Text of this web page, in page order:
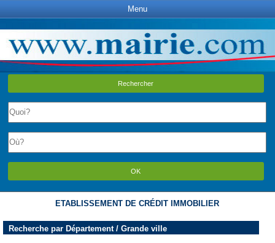
Menu
Rechercher
OK
ETABLISSEMENT DE CRÉDIT IMMOBILIER
Recherche par Département / Grande ville